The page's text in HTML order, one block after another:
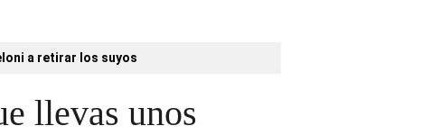
a retirar los suyos
llevas unos